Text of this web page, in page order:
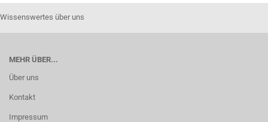
Wissenswertes über uns
MEHR ÜBER...
Über uns
Kontakt
Impressum